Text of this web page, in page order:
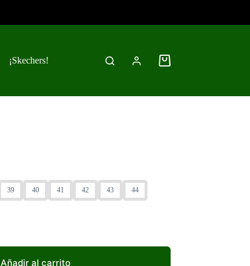
¡Skechers!
Carro
39 40 41 42 43 44
Añadir al carrito